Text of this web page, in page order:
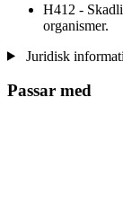
H412 -
organismer.
Juridisk
Passar med